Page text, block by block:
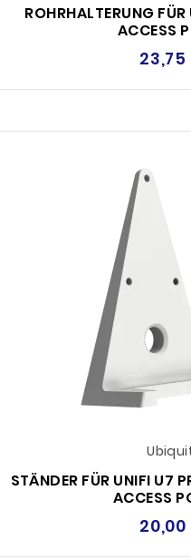
ROHRHALTERUNG
ACCESS
STÄNDER FÜR UNIFI U7
ACCESS